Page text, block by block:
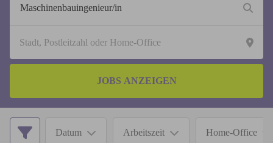
JOBS ANZEIGEN
Datum Arbeitszeit Home-Office